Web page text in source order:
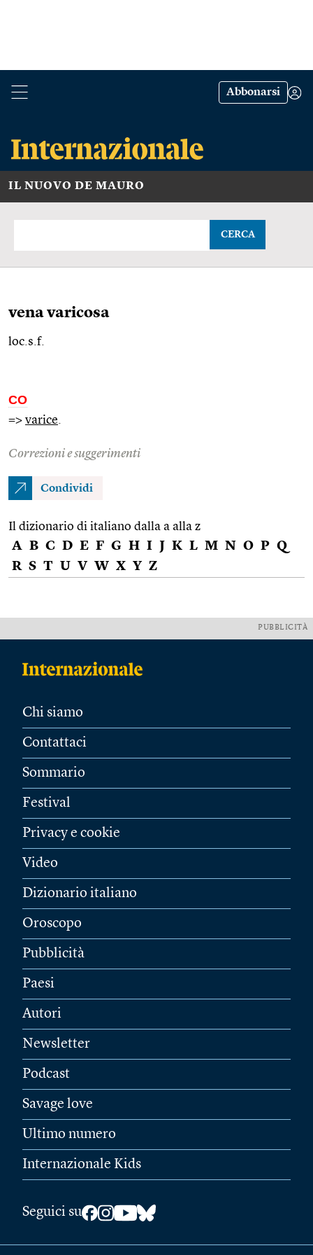
Abbonarsi
IL NUOVO DE MAURO
CERCA
vena varicosa
loc.s.f.
CO
=> varice
Correzioni e suggerimenti
Condividi
Il dizionario di italiano dalla a alla z
A B C D E F G H I J K L M N O P Q
R S T U V W X Y Z
PUBBLICITÀ
Chi siamo
Contattaci
Sommario
Festival
Privacy e cookie
Video
Dizionario italiano
Oroscopo
Pubblicità
Paesi
Autori
Newsletter
Podcast
Savage love
Ultimo numero
Internazionale Kids
Seguici su